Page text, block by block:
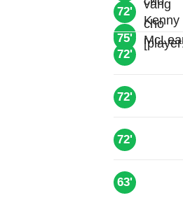
75'
75'
72'
72'
72'
72'
63'